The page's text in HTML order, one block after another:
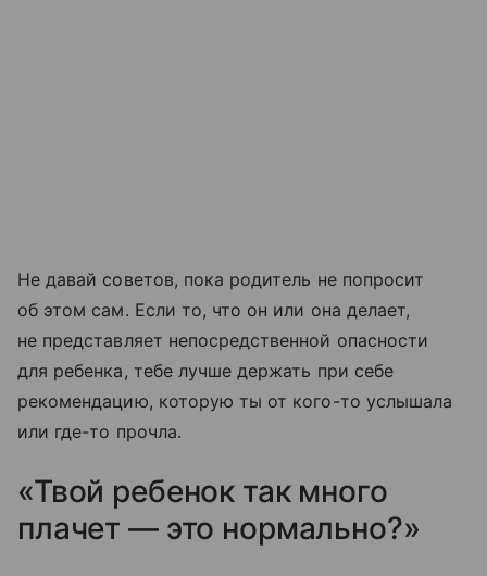
Не давай советов, пока родитель не попросит
об этом сам. Если то, что он или она делает,
не представляет непосредственной опасности
для ребенка, тебе лучше держать при себе
рекомендацию, которую ты от кого-то услышала
или где-то прочла.
«Твой ребенок так много
плачет — это нормально?»